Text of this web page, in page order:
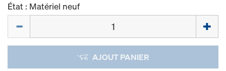
État : Matériel neuf
AJOUT PANIER